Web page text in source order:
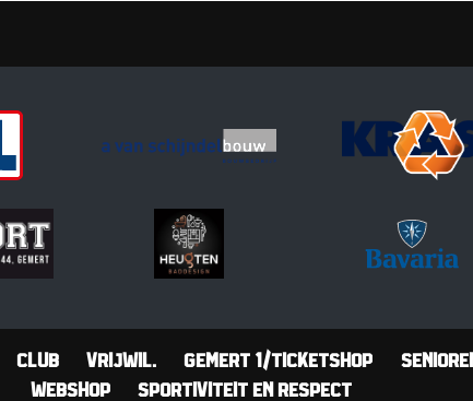
Club Vrijwil. Gemert 1/Ticketshop
Webshop
Sportiviteit en Respect